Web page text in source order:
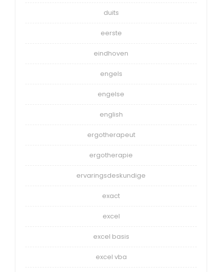
duits
eerste
eindhoven
engels
engelse
english
ergotherapeut
ergotherapie
ervaringsdeskundige
exact
excel
excel basis
excel vba